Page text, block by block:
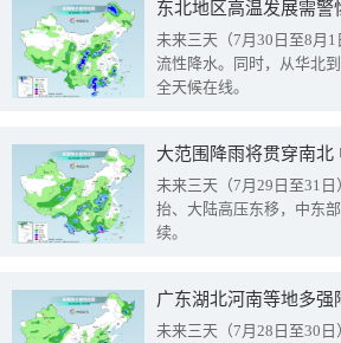
东北地区高温发展需
未来三天（7月30日至8月
流性降水。同时，从华北
全天候在线。
大范围降雨将贯穿南
未来三天（7月29日至31
抬、大陆高压东移，中东
续。
广东湖北河南等地多
未来三天（7月28日至30